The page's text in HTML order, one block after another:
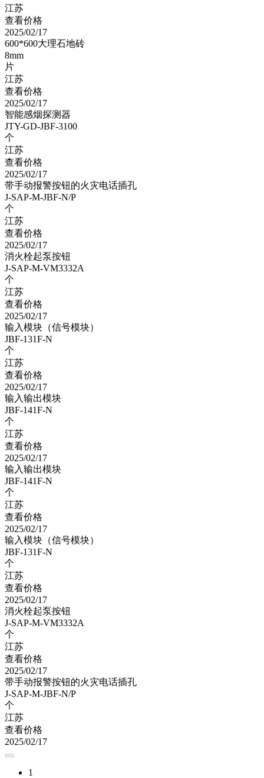
江苏
查看价格
2025/02/17
600*600大理石地砖
8mm
片
江苏
查看价格
2025/02/17
智能感烟探测器
JTY-GD-JBF-3100
个
江苏
查看价格
2025/02/17
带手动报警按钮的火灾电话插孔
J-SAP-M-JBF-N/P
个
江苏
查看价格
2025/02/17
消火栓起泵按钮
J-SAP-M-VM3332A
个
江苏
查看价格
2025/02/17
输入模块（信号模块）
JBF-131F-N
个
江苏
查看价格
2025/02/17
输入输出模块
JBF-141F-N
个
江苏
查看价格
2025/02/17
输入输出模块
JBF-141F-N
个
江苏
查看价格
2025/02/17
输入模块（信号模块）
JBF-131F-N
个
江苏
查看价格
2025/02/17
消火栓起泵按钮
J-SAP-M-VM3332A
个
江苏
查看价格
2025/02/17
带手动报警按钮的火灾电话插孔
J-SAP-M-JBF-N/P
个
江苏
查看价格
2025/02/17
1